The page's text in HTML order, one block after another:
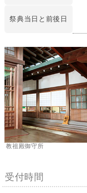
祭典当日と前後日
教祖殿御守所
受付時間